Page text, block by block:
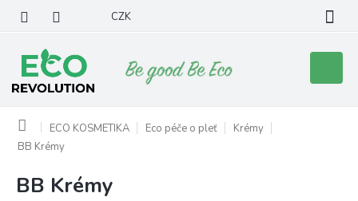
obsah
CZK
košík
Domů ECO KOSMETIKA Eco péče o pleť
Krémy
BB Krémy
BB Krémy